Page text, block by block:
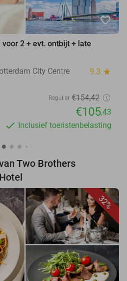
favorite_border
2 + evt. ontbijt + late
City Centre
9.3 star
Regulier €154,42
€105,43
Inclusief toeristenbelasting
Two Brothers
32%